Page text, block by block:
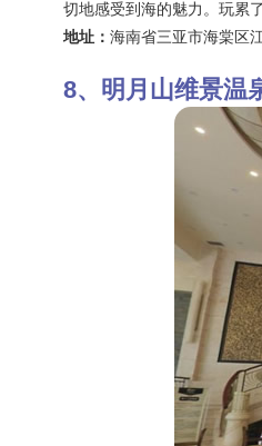
切地感受到海的魅力。玩累
地址： 海南省三亚市海棠区
明月山维景温